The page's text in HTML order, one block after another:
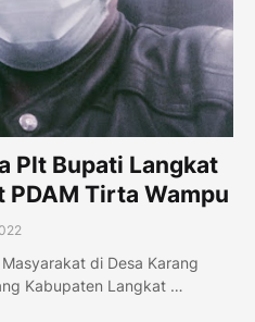
Plt Bupati Langkat
Tirta Wampu
di Desa Karang
Kabupaten Langkat …